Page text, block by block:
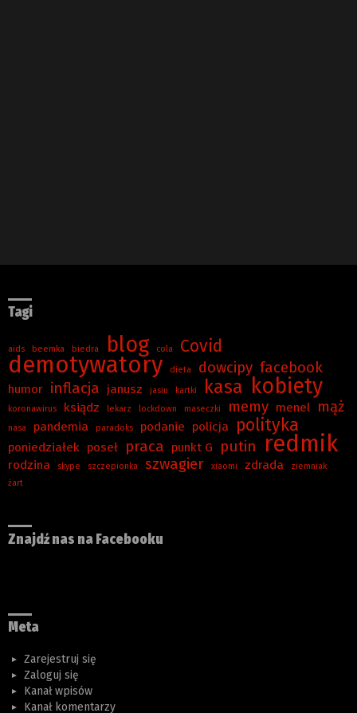
Tagi
aids beemka biedra blog cola Covid
demotywatory dieta dowcipy facebook
humor inflacja janusz jasiu kartki kasa kobiety
koronawirus ksiądz lekarz lockdown maseczki memy menel mąż
nasa pandemia paradoks podanie policja polityka
poniedziałek poseł praca punkt G putin redmik
rodzina skype szczepionka szwagier xiaomi zdrada
ziemniak
żart
Znajdź nas na Facebooku
Meta
Zarejestruj się
Zaloguj się
Kanał wpisów
Kanał komentarzy